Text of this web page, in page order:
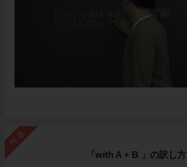
例題
「with A + B 」の訳し方